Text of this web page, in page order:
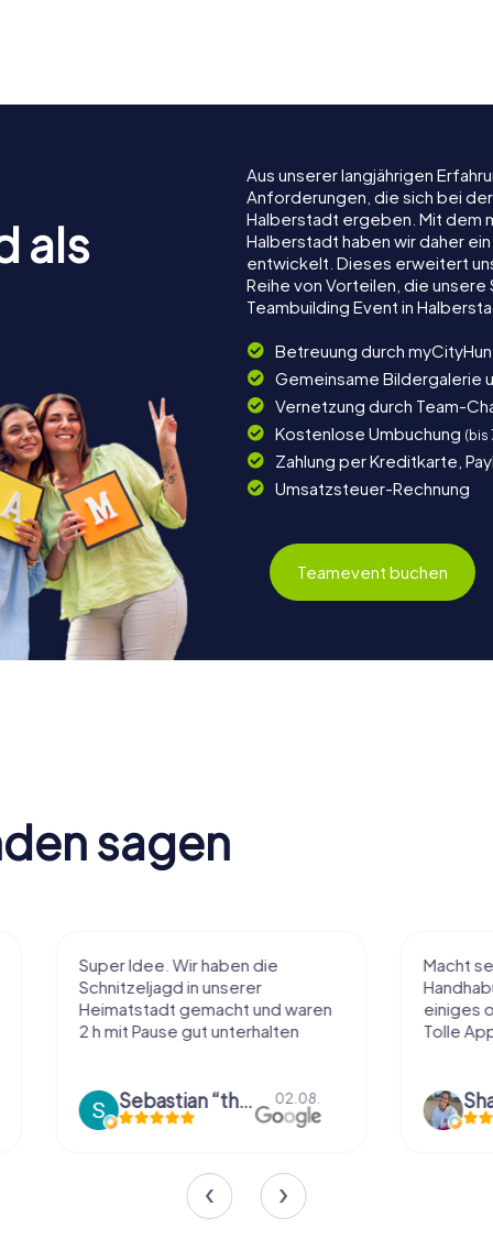
als
Aus unserer langjährigen
Anforderungen, die sich bei
Halberstadt ergeben. Mit dem
Halberstadt haben wir daher
entwickelt. Dieses erweitert
Reihe von Vorteilen, die
Teambuilding Event in
Betreuung durch
Gemeinsame Bildergalerie
Vernetzung durch Team-
Kostenlose Umbuchung (bis
Zahlung per Kreditkarte,
Umsatzsteuer-Rechnung
Teamevent buchen
sagen
Super Idee. Wir haben die
Schnitzeljagd in unserer
Heimatstadt gemacht und waren
2 h mit Pause gut unterhalten
Sebastian “the sleeping Boxer Dog” Röhner 02.08.
Macht sehr
Handhabung
einiges ohne
Tolle App
Sharina